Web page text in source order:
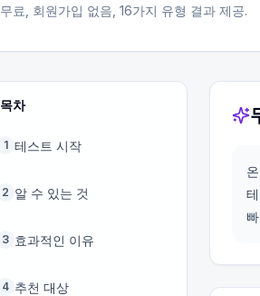
무료, 회원가입 없음, 16가지 유형 결과 제공.
목차
1 테스트 시작
2 알 수 있는 것
3 효과적인 이유
4 추천 대상